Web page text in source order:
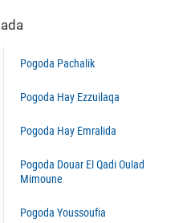
Pogoda Pachalik
Pogoda Hay Ezzuilaqa
Pogoda Hay Emralida
Pogoda Douar El Qadi Oulad
Mimoune
Pogoda Youssoufia